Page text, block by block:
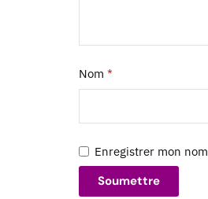
Nom*
Enregistrer mon